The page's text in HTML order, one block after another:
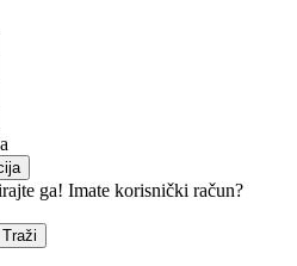
ga! Imate korisnički račun?